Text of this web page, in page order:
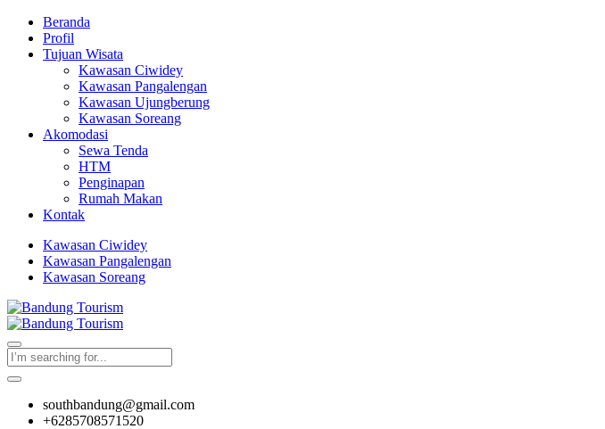
Beranda
Profil
Tujuan Wisata
Kawasan Ciwidey
Kawasan Pangalengan
Kawasan Ujungberung
Kawasan Soreang
Akomodasi
Sewa Tenda
HTM
Penginapan
Rumah Makan
Kontak
Kawasan Ciwidey
Kawasan Pangalengan
Kawasan Soreang
southbandung@gmail.com
+6285708571520